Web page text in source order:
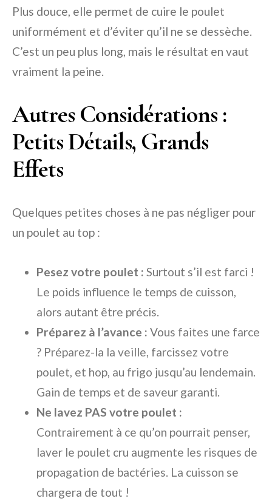
Plus douce, elle permet de cuire le poulet
uniformément et d’éviter qu’il ne se dessèche.
C’est un peu plus long, mais le résultat en vaut
vraiment la peine.
Autres Considérations :
Petits Détails, Grands
Effets
Quelques petites choses à ne pas négliger pour
un poulet au top :
Pesez votre poulet : Surtout s’il est farci !
Le poids influence le temps de cuisson,
alors autant être précis.
Préparez à l’avance : Vous faites une farce
? Préparez-la la veille, farcissez votre
poulet, et hop, au frigo jusqu’au lendemain.
Gain de temps et de saveur garanti.
Ne lavez PAS votre poulet :
Contrairement à ce qu’on pourrait penser,
laver le poulet cru augmente les risques de
propagation de bactéries. La cuisson se
chargera de tout !